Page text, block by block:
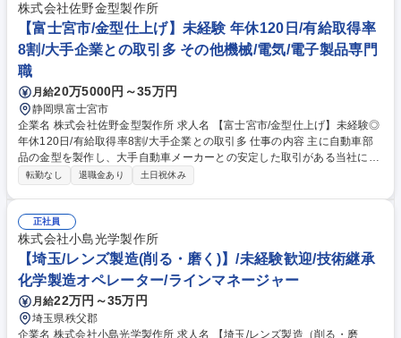
原因を特定すること。 【当社の方向性】当社は長年OEM中心でしたが、
自社ブランドの売上拡大を目指しております。紅茶の「製造」会社から
「メーカー」へと転身すべく、自社ブランドの紅茶開発に注力。詳細は企
業情報参照。 募集職種 【神戸/生産技術】管理職候補/成長中のパイオニア
企業/キャリアUP志望歓迎！
株式会社佐野金型製作所
【富士宮市/金型仕上げ】未経験 年休120日/有給取得率
8割/大手企業との取引多 その他機械/電気/電子製品専門
職
月給20万5000円～35万円
静岡県富士宮市
企業名 株式会社佐野金型製作所 求人名 【富士宮市/金型仕上げ】未経験◎
年休120日/有給取得率8割/大手企業との取引多 仕事の内容 主に自動車部
品の金型を製作し、大手自動車メーカーとの安定した取引がある当社に
て、金型仕上げをお任せします。【詳細】■プレス金型の組付けやTRY ■C
【お客様】トヨタ自動車・日産自動車・本田技研工業などが国内の全メー
カー【有給取得率80％】毎月取る方や連休で取る方など自由度バツグン
【多角的な評価制度で安心】年4回主任・部長・リーダー等複数の目で公
平に評価！項目も明確でモチベーションUP！ 募集職種 【富士宮市/金型仕
上げ】未経験◎年休120日/有給取得率8割/大手企業との取引多
転勤なし 退職金あり 土日祝休み
正社員
株式会社小島光学製作所
【埼玉/レンズ製造(削る・磨く)】/未経験歓迎/技術継承
化学製造オペレーター/ラインマネージャー
月給22万円～35万円
埼玉県秩父郡
企業名 株式会社小島光学製作所 求人名 【埼玉/レンズ製造（削る・磨